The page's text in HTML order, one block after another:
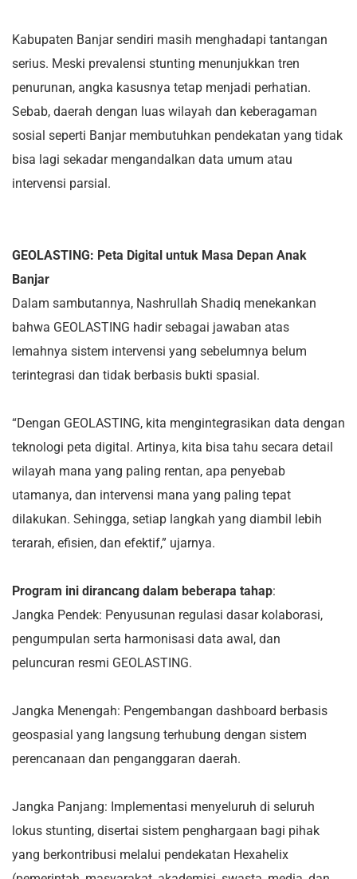
Kabupaten Banjar sendiri masih menghadapi tantangan
serius. Meski prevalensi stunting menunjukkan tren
penurunan, angka kasusnya tetap menjadi perhatian.
Sebab, daerah dengan luas wilayah dan keberagaman
sosial seperti Banjar membutuhkan pendekatan yang tidak
bisa lagi sekadar mengandalkan data umum atau
intervensi parsial.
GEOLASTING: Peta Digital untuk Masa Depan Anak
Banjar
Dalam sambutannya, Nashrullah Shadiq menekankan
bahwa GEOLASTING hadir sebagai jawaban atas
lemahnya sistem intervensi yang sebelumnya belum
terintegrasi dan tidak berbasis bukti spasial.
“Dengan GEOLASTING, kita mengintegrasikan data dengan
teknologi peta digital. Artinya, kita bisa tahu secara detail
wilayah mana yang paling rentan, apa penyebab
utamanya, dan intervensi mana yang paling tepat
dilakukan. Sehingga, setiap langkah yang diambil lebih
terarah, efisien, dan efektif,” ujarnya.
Program ini dirancang dalam beberapa tahap:
Jangka Pendek: Penyusunan regulasi dasar kolaborasi,
pengumpulan serta harmonisasi data awal, dan
peluncuran resmi GEOLASTING.
Jangka Menengah: Pengembangan dashboard berbasis
geospasial yang langsung terhubung dengan sistem
perencanaan dan penganggaran daerah.
Jangka Panjang: Implementasi menyeluruh di seluruh
lokus stunting, disertai sistem penghargaan bagi pihak
yang berkontribusi melalui pendekatan Hexahelix